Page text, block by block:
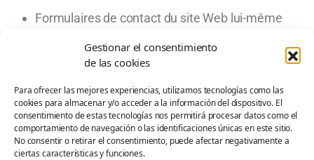
Gestionar el consentimiento
de las cookies
Para ofrecer las mejores experiencias, utilizamos tecnologías como las
cookies para almacenar y/o acceder a la información del dispositivo. El
consentimiento de estas tecnologías nos permitirá procesar datos como el
comportamiento de navegación o las identificaciones únicas en este sitio.
No consentir o retirar el consentimiento, puede afectar negativamente a
ciertas características y funciones.
Formulaires de contact du site Web lui-même
Formulaires au format papier.
babillards électroniques, etc.
10. Lesdonnées personnelles collectéespar PALACIO
AZCARATE, SL sont : les données d’identification, les